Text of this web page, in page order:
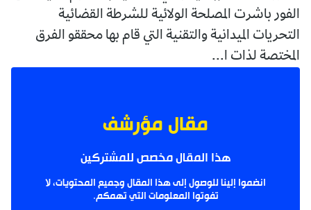
الفور باشرت المصلحة الولائية للشرطة القضائية
التحريات الميدانية والتقنية التي قام بها محققو الفرق
المختصة لذات ا...
مقال مؤرشف
هذا المقال مخصص للمشتركين
انضموا إلينا للوصول إلى هذا المقال وجميع المحتويات، لا
تفوتوا المعلومات التي تهمكم.